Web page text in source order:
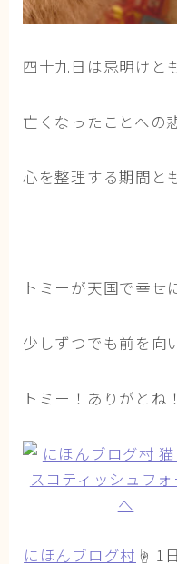
四十九日は忌明けと
亡くなったことへの
心を整理する期間と
トミーが天国で幸せ
少しずつでも前を向
トミー！ありがとね！
にほんブログ村 ☝ 1